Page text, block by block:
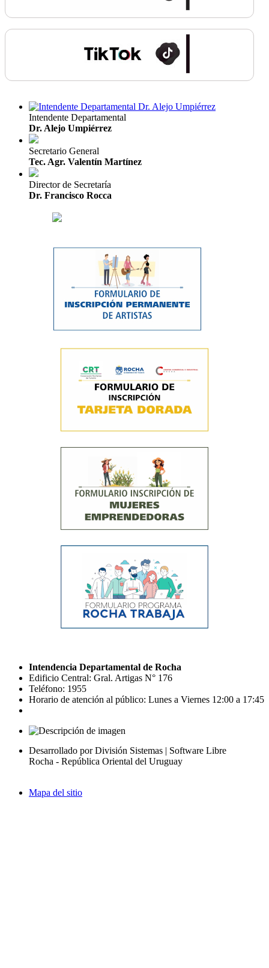
Intendente Departamental
Dr. Alejo Umpiérrez
Secretario General
Tec. Agr. Valentín Martínez
Director de Secretaría
Dr. Francisco Rocca
Intendencia Departamental de Rocha
Edificio Central: Gral. Artigas N° 176
Teléfono: 1955
Horario de atención al público: Lunes a Viernes 12:00 a 17:45
Desarrollado por División Sistemas | Software Libre
Rocha - República Oriental del Uruguay
Mapa del sitio